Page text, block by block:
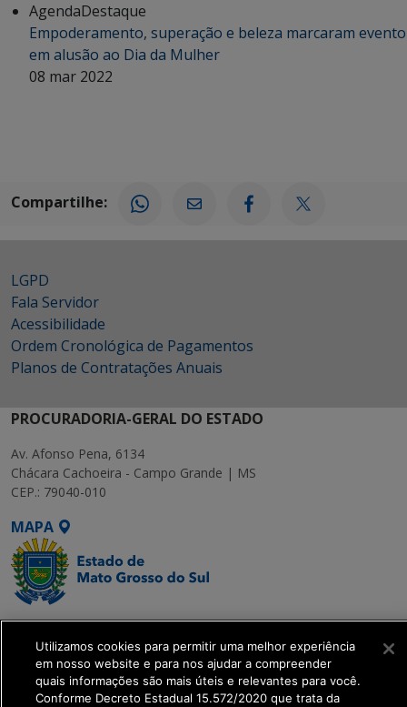
AgendaDestaque
Empoderamento, superação e beleza marcaram evento
em alusão ao Dia da Mulher
08 mar 2022
Compartilhe:
LGPD
Fala Servidor
Acessibilidade
Ordem Cronológica de Pagamentos
Planos de Contratações Anuais
PROCURADORIA-GERAL DO ESTADO
Av. Afonso Pena, 6134
Chácara Cachoeira - Campo Grande | MS
CEP.: 79040-010
MAPA
SETDIG | Secretaria-
Executiva de
Transformação Digital
Utilizamos cookies para permitir uma melhor experiência
em nosso website e para nos ajudar a compreender
quais informações são mais úteis e relevantes para você.
Conforme Decreto Estadual 15.572/2020 que trata da